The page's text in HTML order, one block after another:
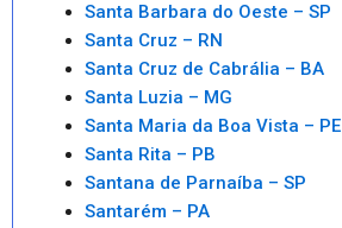
Santa Barbara do Oeste – SP
Santa Cruz – RN
Santa Cruz de Cabrália – BA
Santa Luzia – MG
Santa Maria da Boa Vista – PE
Santa Rita – PB
Santana de Parnaíba – SP
Santarém – PA